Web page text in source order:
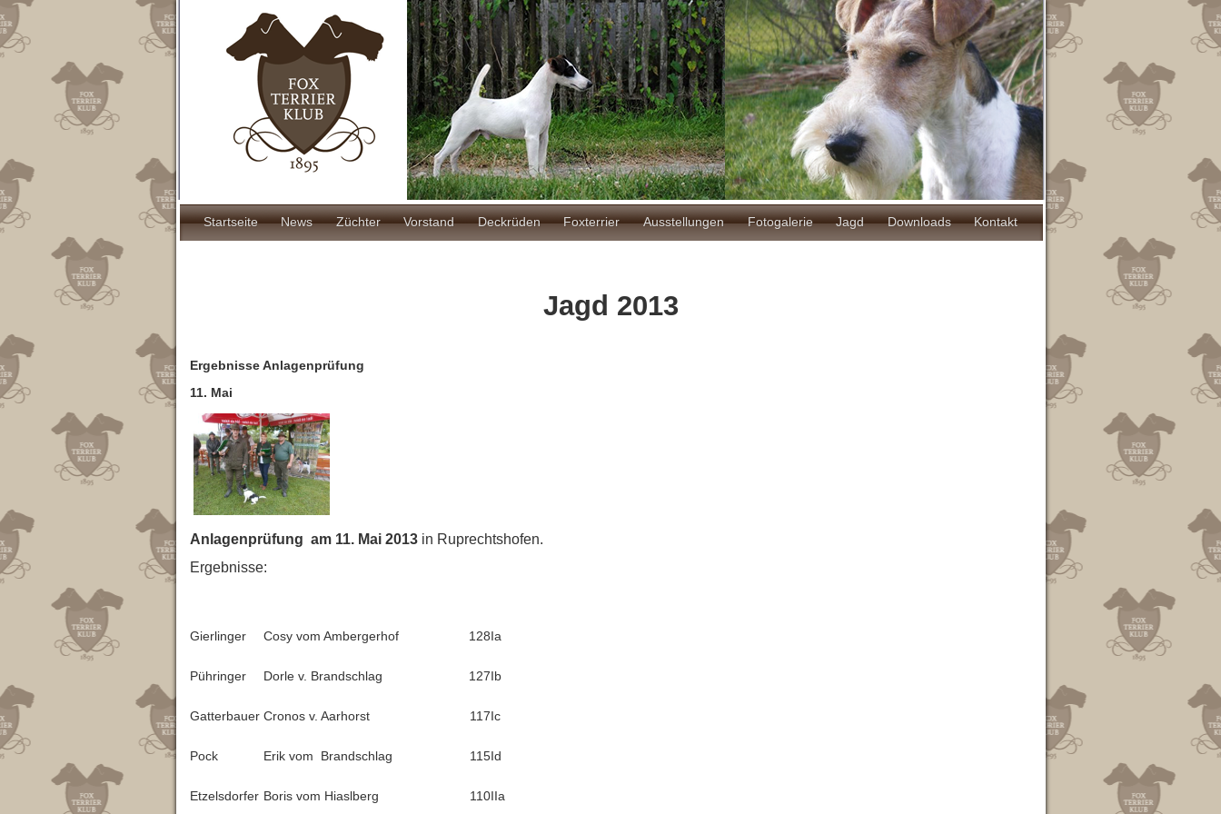
Direkt
zum
Inhalt
Hauptnavigation
Startseite News Züchter Vorstand Deckrüden Foxterrier Ausstellungen Fotogalerie Jagd Downloads Kontakt
Jagd 2013
Ergebnisse Anlagenprüfung
11. Mai
Anlagenprüfung am 11. Mai 2013 in Ruprechtshofen.
Ergebnisse:
Gierlinger Cosy vom Ambergerhof 128 Ia
Pühringer Dorle v. Brandschlag 127 Ib
Gatterbauer Cronos v. Aarhorst 117 Ic
Pock Erik vom Brandschlag 115Id
Etzelsdorfer Boris vom Hiaslberg 110IIa